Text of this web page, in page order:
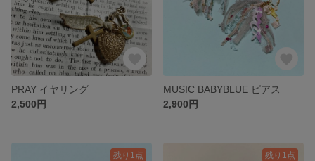
PRAY イヤリング
2,500円
MUSIC BABYBLUE ピアス
2,900円
残り1点 残り1点